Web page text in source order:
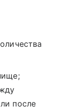
после